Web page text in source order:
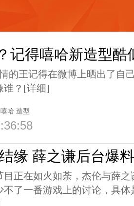
记得嘻哈新造型酷
的王记得在微博上晒出了自
？ [详细]
嘻哈 造型
缘 薛之谦后台爆
正在如火如荼，杰伦与薛之
不了一番游戏上的讨论，具